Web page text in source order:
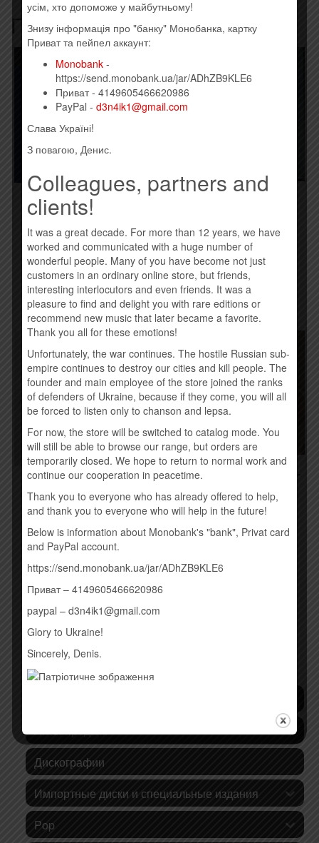
Похожие товары
Товар закінчився!
THE AVENER – THE
WANDERINGS OF THE
190,00грн.
Временно нет
250,00грн.
Купить
APOCALYPTICA –
SHADOWMAKER (2015)
190,00 грн.
Купить
КОНТРАБАНДА.COM.UA –
DREAMER (2015)
260,00грн.
Купить
КАТЕГОРИИ ТОВАРОВ
Хиты продаж!
Дискографии
Импортные диски и специальные издания
Pop
усім, хто допоможе у майбутньому!
Знизу інформація про "банку" Монобанка, картку
Приват та пейпел аккаунт:
Monobank -
https://send.monobank.ua/jar/ADhZB9KLE6
Приват - 4149605466620986
PayPal - d3n4ik1@gmail.com
Слава Україні!
З повагою, Денис.
Colleagues, partners and
clients!
It was a great decade. For more than 12 years, we have
worked and communicated with a huge number of
wonderful people. Many of you have become not just
customers in an ordinary online store, but friends,
interesting interlocutors and even friends. It was a
pleasure to find and delight you with rare editions or
recommend new music that later became a favorite.
Thank you all for these emotions!
Unfortunately, the war continues. The hostile Russian sub-
empire continues to destroy our cities and kill people. The
founder and main employee of the store joined the ranks
of defenders of Ukraine, because if they come, you will all
be forced to listen only to chanson and lepsa.
For now, the store will be switched to catalog mode. You
will still be able to browse our range, but orders are
temporarily closed. We hope to return to normal work and
continue our cooperation in peacetime.
Thank you to everyone who has already offered to help,
and thank you to everyone who will help in the future!
Below is information about Monobank's "bank", Privat card
and PayPal account.
https://send.monobank.ua/jar/ADhZB9KLE6
Приват – 4149605466620986
paypal – d3n4ik1@gmail.com
Glory to Ukraine!
Sincerely, Denis.